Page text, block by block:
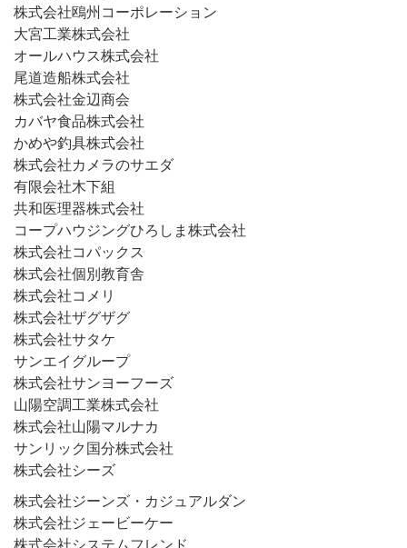
株式会社鴎州コーポレーション
大宮工業株式会社
オールハウス株式会社
尾道造船株式会社
株式会社金辺商会
カバヤ食品株式会社
かめや釣具株式会社
株式会社カメラのサエダ
有限会社木下組
共和医理器株式会社
コープハウジングひろしま株式会社
株式会社コパックス
株式会社個別教育舎
株式会社コメリ
株式会社ザグザグ
株式会社サタケ
サンエイグループ
株式会社サンヨーフーズ
山陽空調工業株式会社
株式会社山陽マルナカ
サンリック国分株式会社
株式会社シーズ
株式会社ジーンズ・カジュアルダン
株式会社ジェービーケー
株式会社システムフレンド